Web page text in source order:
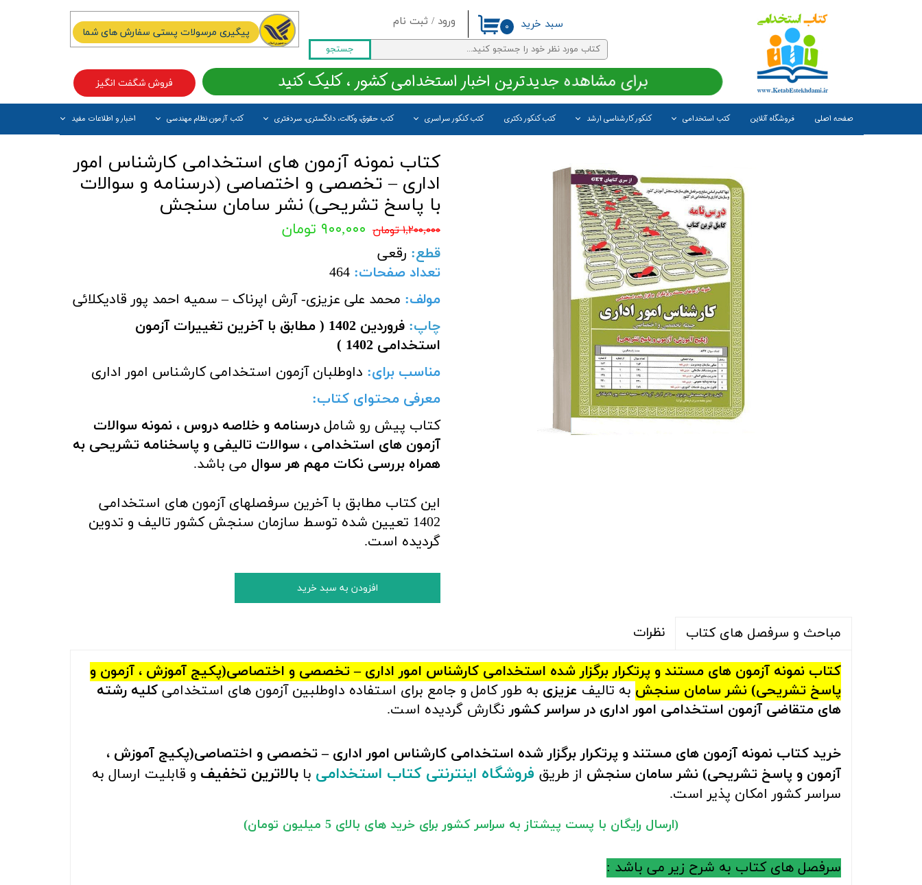
ورود / ثبت نام
حساب کاربری من
تغییر گذر واژه
سفارشات
خروج از حساب کاربری
جستجو
صفحه اصلی فروشگاه آنلاین کتب استخدامی کنکور کارشناسی ارشد کتب کنکور دکتری کتب کنکور سراسری کتب حقوق، وکالت، دادگستری، سردفتری کتب آزمون نظام مهندسی اخبار و اطلاعات مفید
۰ سبد خرید
فروش شگفت انگیز برای مشاهده جدیدترین اخبار استخدامی کشور ، کلیک کنید
پیگیری مرسولات پستی سفارش های شما
کتاب نمونه آزمون های استخدامی کارشناس امور
اداری – تخصصی و اختصاصی (درسنامه و سوالات
با پاسخ تشریحی) نشر سامان سنجش
۱,۲۰۰,۰۰۰ تومان ۹۰۰,۰۰۰ تومان
قطع: رقعی
تعداد صفحات:
464
مولف: محمد علی عزیزی- آرش اپرناک – سمیه احمد پور قادیکلائی
چاپ:
فروردین 1402 ( مطابق با آخرین تغییرات آزمون
استخدامی 1402 )
مناسب برای: داوطلبان آزمون استخدامی کارشناس امور اداری
معرفی محتوای کتاب:
کتاب پیش رو شامل درسنامه و خلاصه دروس ، نمونه سوالات
آزمون های استخدامی ، سوالات تالیفی و پاسخنامه تشریحی به
همراه بررسی نکات مهم هر سوال می باشد.
این کتاب مطابق با آخرین سرفصلهای آزمون های استخدامی
1402 تعیین شده توسط سازمان سنجش کشور تالیف و تدوین
گردیده است.
افزودن به سبد خرید
مباحث و سرفصل های کتاب نظرات
کتاب نمونه آزمون های مستند و پرتکرار برگزار شده استخدامی کارشناس امور اداری – تخصصی و اختصاصی(پکیج آموزش ، آزمون و
پاسخ تشریحی) نشر سامان سنجش به تالیف عزیزی به طور کامل و جامع برای استفاده داوطلبین آزمون های استخدامی کلیه رشته
های متقاضی آزمون استخدامی امور اداری در سراسر کشورنگارش گردیده است.
خرید کتاب نمونه آزمون های مستند و پرتکرار برگزار شده استخدامی کارشناس امور اداری – تخصصی و اختصاصی(پکیج آموزش ،
آزمون و پاسخ تشریحی) نشر سامان سنجش از طریق فروشگاه اینترنتی کتاب استخدامی با بالاترین تخفیف و قابلیت ارسال به
سراسر کشور امکان پذیر است.
(ارسال رایگان با پست پیشتاز به سراسر کشور برای خرید های بالای 5 میلیون تومان)
سرفصل های کتاب به شرح زیر می باشد :